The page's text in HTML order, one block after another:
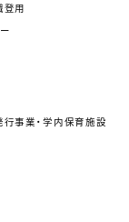
登用
事業・学内保育施設